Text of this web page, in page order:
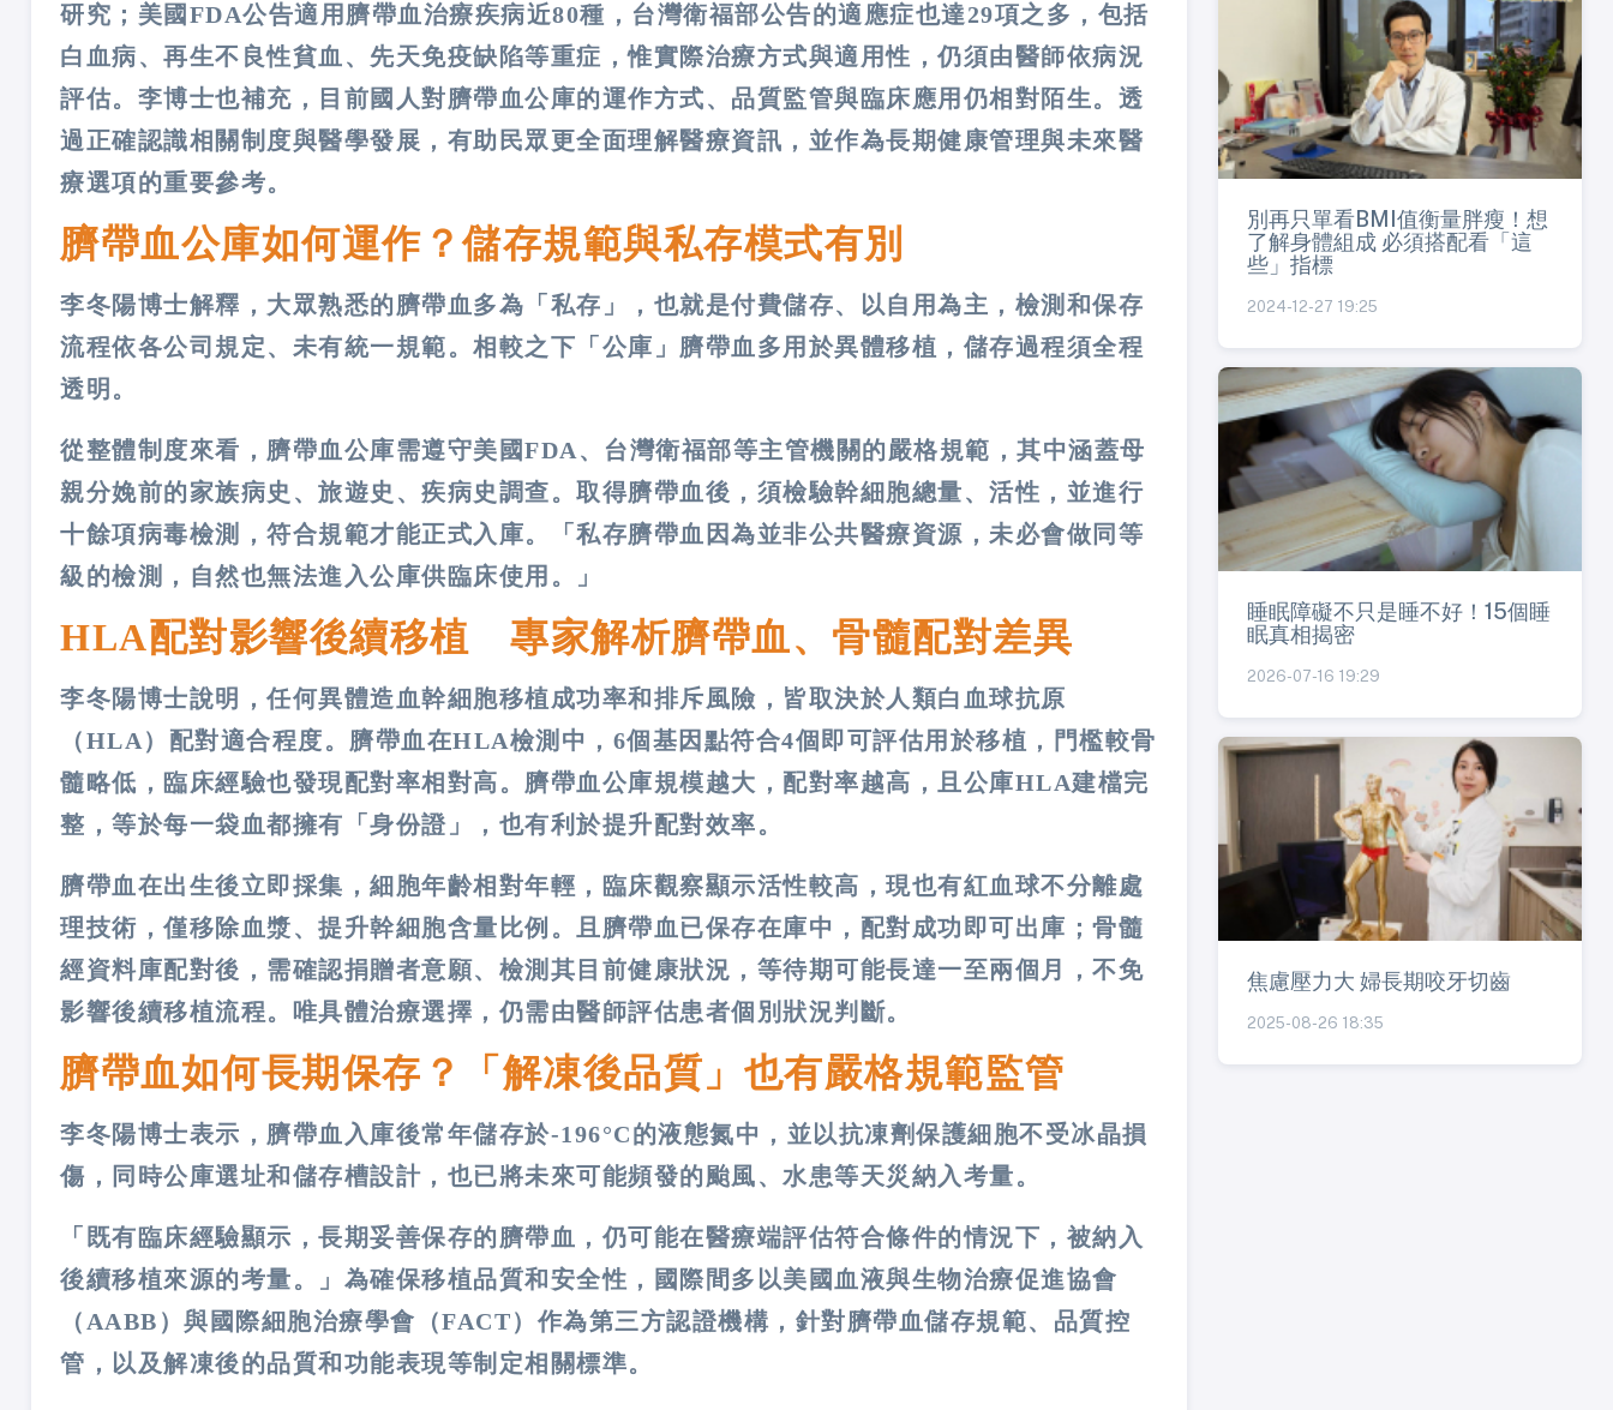
研究；美國FDA公告適用臍帶血治療疾病近80種，台灣衛福部公告的適應症也達29項之多，包括
白血病、再生不良性貧血、先天免疫缺陷等重症，惟實際治療方式與適用性，仍須由醫師依病況
評估。李博士也補充，目前國人對臍帶血公庫的運作方式、品質監管與臨床應用仍相對陌生。透
過正確認識相關制度與醫學發展，有助民眾更全面理解醫療資訊，並作為長期健康管理與未來醫
療選項的重要參考。
臍帶血公庫如何運作？儲存規範與私存模式有別
李冬陽博士解釋，大眾熟悉的臍帶血多為「私存」，也就是付費儲存、以自用為主，檢測和保存
流程依各公司規定、未有統一規範。相較之下「公庫」臍帶血多用於異體移植，儲存過程須全程
透明。
從整體制度來看，臍帶血公庫需遵守美國FDA、台灣衛福部等主管機關的嚴格規範，其中涵蓋母
親分娩前的家族病史、旅遊史、疾病史調查。取得臍帶血後，須檢驗幹細胞總量、活性，並進行
十餘項病毒檢測，符合規範才能正式入庫。「私存臍帶血因為並非公共醫療資源，未必會做同等
級的檢測，自然也無法進入公庫供臨床使用。」
HLA配對影響後續移植 專家解析臍帶血、骨髓配對差異
李冬陽博士說明，任何異體造血幹細胞移植成功率和排斥風險，皆取決於人類白血球抗原
（HLA）配對適合程度。臍帶血在HLA檢測中，6個基因點符合4個即可評估用於移植，門檻較骨
髓略低，臨床經驗也發現配對率相對高。臍帶血公庫規模越大，配對率越高，且公庫HLA建檔完
整，等於每一袋血都擁有「身份證」，也有利於提升配對效率。
臍帶血在出生後立即採集，細胞年齡相對年輕，臨床觀察顯示活性較高，現也有紅血球不分離處
理技術，僅移除血漿、提升幹細胞含量比例。且臍帶血已保存在庫中，配對成功即可出庫；骨髓
經資料庫配對後，需確認捐贈者意願、檢測其目前健康狀況，等待期可能長達一至兩個月，不免
影響後續移植流程。唯具體治療選擇，仍需由醫師評估患者個別狀況判斷。
臍帶血如何長期保存？「解凍後品質」也有嚴格規範監管
李冬陽博士表示，臍帶血入庫後常年儲存於-196°C的液態氮中，並以抗凍劑保護細胞不受冰晶損
傷，同時公庫選址和儲存槽設計，也已將未來可能頻發的颱風、水患等天災納入考量。
「既有臨床經驗顯示，長期妥善保存的臍帶血，仍可能在醫療端評估符合條件的情況下，被納入
後續移植來源的考量。」為確保移植品質和安全性，國際間多以美國血液與生物治療促進協會
（AABB）與國際細胞治療學會（FACT）作為第三方認證機構，針對臍帶血儲存規範、品質控
管，以及解凍後的品質和功能表現等制定相關標準。
別再只單看BMI值衡量胖瘦！想
了解身體組成 必須搭配看「這
些」指標
2024-12-27 19:25
睡眠障礙不只是睡不好！15個睡
眠真相揭密
2026-07-16 19:29
焦慮壓力大 婦長期咬牙切齒
2025-08-26 18:35